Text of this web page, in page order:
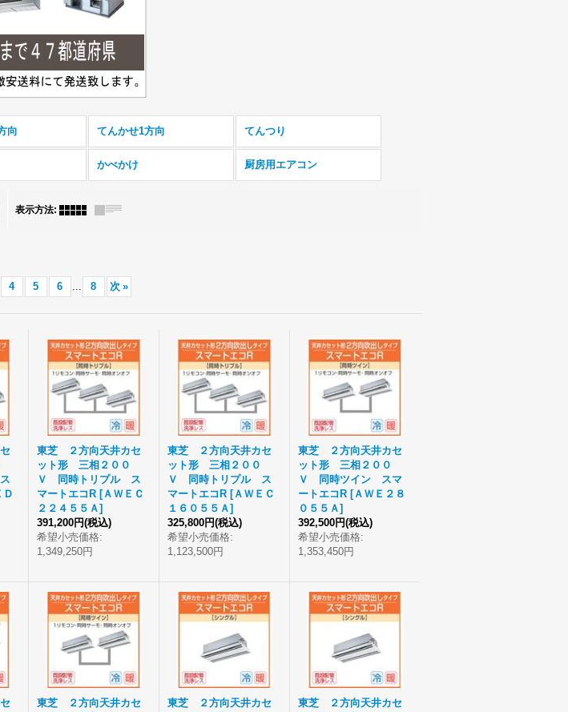
向 てんかせ1方向 てんつり
かべかけ 厨房用エアコン
表示方法:
4 5 6 ... 8 次 »
Ｄ
東芝 ２方向天井カセ
ット形 三相２００
Ｖ 同時トリプル ス
マートエコR [ＡＷＥＣ
２２４５５Ａ]
391,200円(税込)
希望小売価格:
1,349,250円
東芝 ２方向天井カセ
ット形 三相２００
Ｖ 同時トリプル ス
マートエコR [ＡＷＥＣ
１６０５５Ａ]
325,800円(税込)
希望小売価格:
1,123,500円
東芝 ２方向天井カセ
ット形 三相２００
Ｖ 同時ツイン スマ
ートエコR [ＡＷＥ２８
０５５Ａ]
392,500円(税込)
希望小売価格:
1,353,450円
東芝 ２方向天井カセ
東芝 ２方向天井カセ
東芝 ２方向天井カセ